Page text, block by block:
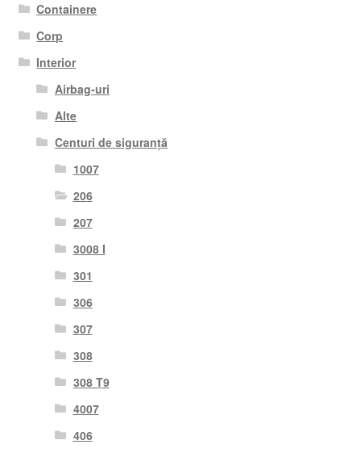
Containere
Corp
Interior
Airbag-uri
Alte
Centuri de siguranță
1007
206
207
3008 I
301
306
307
308
308 T9
4007
406